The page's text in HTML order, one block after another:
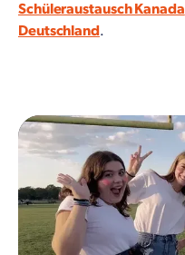
Schüleraustausch Kanada
Deutschland.